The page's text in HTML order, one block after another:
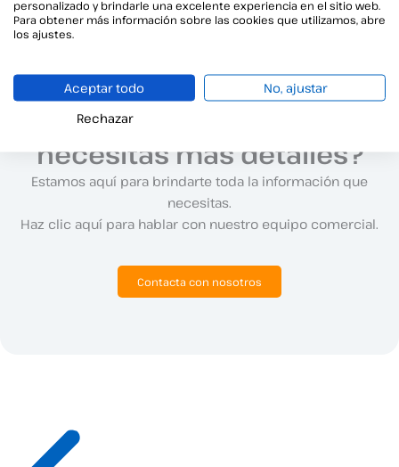
se pongan de acuerdo para hacerlo.
¿Tienes preguntas o
necesitas más detalles?
Estamos aquí para brindarte toda la información que
necesitas.
Haz clic aquí para hablar con nuestro equipo comercial.
Contacta con nosotros
personalizado y brindarle una excelente experiencia en el sitio web.
Para obtener más información sobre las cookies que utilizamos, abre
los ajustes.
Aceptar todo
No, ajustar
Rechazar